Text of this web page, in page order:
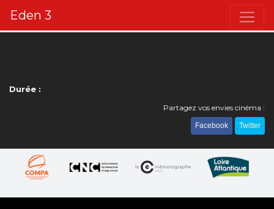
Eden 3
Durée :
Partagez vos envies cinéma :
Facebook Twitter